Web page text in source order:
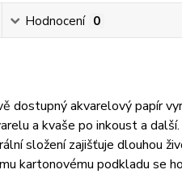
Hodnocení 0
dostupný akvarelový papír
a kvaše po inkoust a
složení zajišťuje dlouhou
kartonovému podkladu se